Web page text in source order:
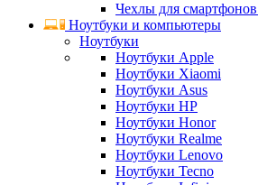
Чехлы для
Ноутбуки и компьютеры
Ноутбуки
Ноутбуки Apple
Ноутбуки Xiaomi
Ноутбуки Asus
Ноутбуки HP
Ноутбуки Honor
Ноутбуки Realme
Ноутбуки Lenovo
Ноутбуки Tecno